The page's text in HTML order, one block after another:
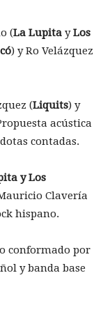
(La Lupita yLos
) y Ro Velázquez
(Liquits) y
acústica
contadas.
y Los
Clavería
hispano.
conformado por
y banda base